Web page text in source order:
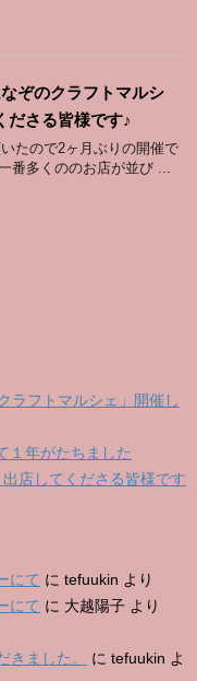
ぞのクラフトマルシ
さる皆様です♪
たので2ヶ月ぶりの開催で
番多くののお店が並び ...
ラフトマルシェ」開催し
年がたちました
店してくださる皆様です
にて に tefuukin より
にて に 大越陽子 より
ました。
に tefuukin よ